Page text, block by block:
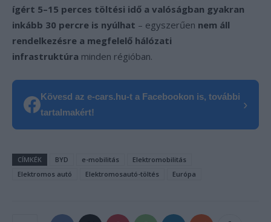
ígért 5–15 perces töltési idő a valóságban gyakran
inkább 30 percre is nyúlhat – egyszerűen nem áll
rendelkezésre a megfelelő hálózati
infrastruktúra minden régióban.
Kövesd az e-cars.hu-t a Facebookon is, további
tartalmakért!
›
CÍMKÉK BYD e-mobilitás
Elektromobilitás
Elektromos autó
Elektromosautó-töltés Európa